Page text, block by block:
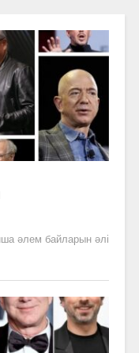
әлем байларын әлі